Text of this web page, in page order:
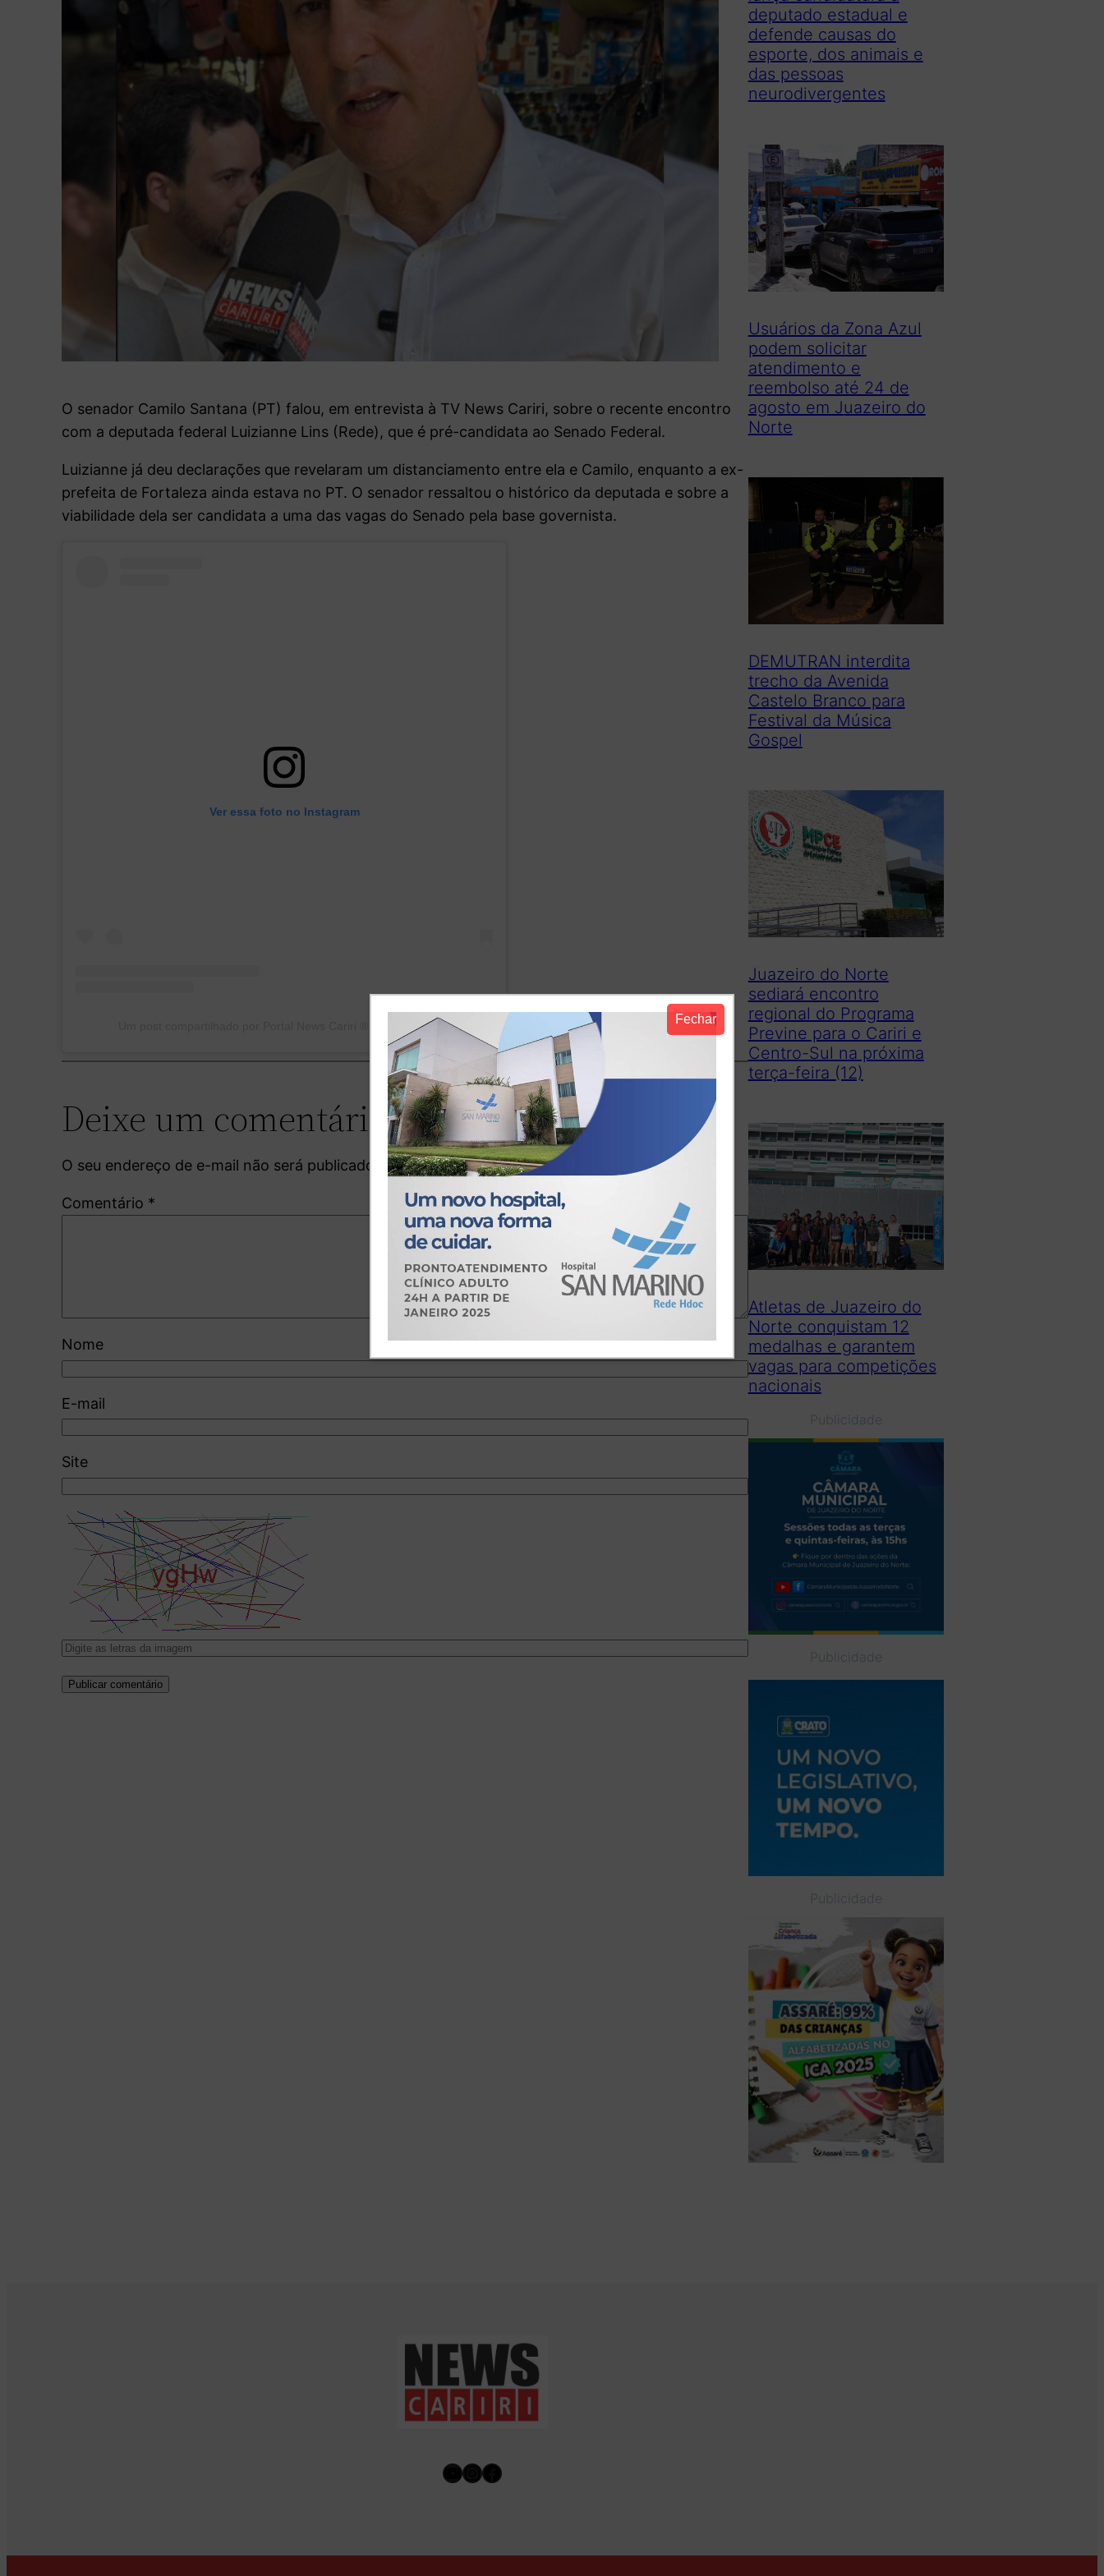
Fechar
O senador Camilo Santana (PT) falou, em entrevista à TV News Cariri, sobre o recente encontro
com a deputada federal Luizianne Lins (Rede), que é pré-candidata ao Senado Federal.
Luizianne já deu declarações que revelaram um distanciamento entre ela e Camilo, enquanto a ex-
prefeita de Fortaleza ainda estava no PT. O senador ressaltou o histórico da deputada e sobre a
viabilidade dela ser candidata a uma das vagas do Senado pela base governista.
Ver essa foto no Instagram
Um post compartilhado por Portal News Cariri ®️ (@news_cariri)
Deixe um comentário
O seu endereço de e-mail não será publicado. Campos obrigatórios são marcados com
Comentário *
Nome
E-mail
Site
deputado estadual e
defende causas do
esporte, dos animais e
das pessoas
neurodivergentes
Usuários da Zona Azul
podem solicitar
atendimento e
reembolso até 24 de
agosto em Juazeiro do
Norte
DEMUTRAN interdita
trecho da Avenida
Castelo Branco para
Festival da Música
Gospel
Juazeiro do Norte
sediará encontro
regional do Programa
Previne para o Cariri e
Centro-Sul na próxima
terça-feira (12)
Atletas de Juazeiro do
Norte conquistam 12
medalhas e garantem
vagas para competições
nacionais
Publicidade
Publicidade
Publicidade
Youtube
Instagram
Facebook